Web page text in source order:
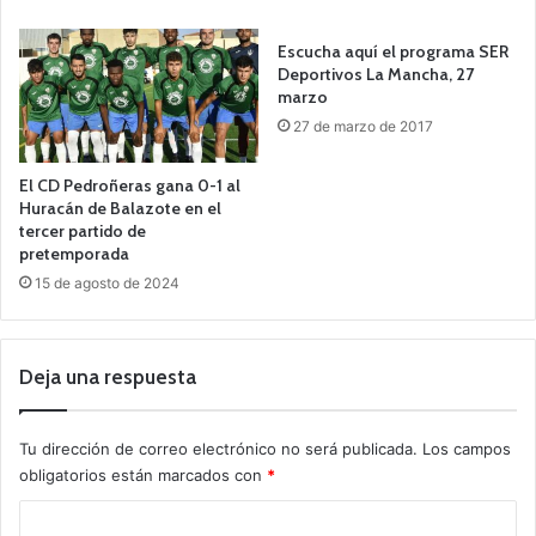
El CD Pedroñeras gana 0-1 al
Huracán de Balazote en el
tercer partido de
pretemporada
15 de agosto de 2024
Escucha aquí el programa SER
Deportivos La Mancha, 27
marzo
27 de marzo de 2017
Deja una respuesta
Tu dirección de correo electrónico no será publicada. Los campos
obligatorios están marcados con *